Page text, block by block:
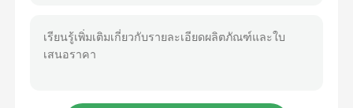
สายน้ํา